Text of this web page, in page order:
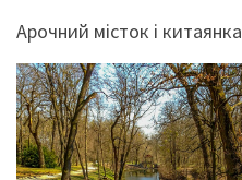
Арочний місток і китаянка